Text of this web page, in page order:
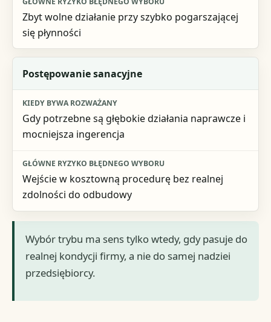
Zbyt wolne działanie przy szybko pogarszającej
się płynności
Postępowanie sanacyjne
Gdy potrzebne są głębokie działania naprawcze i
mocniejsza ingerencja
Wejście w kosztowną procedurę bez realnej
zdolności do odbudowy
Wybór trybu ma sens tylko wtedy, gdy pasuje do
realnej kondycji firmy, a nie do samej nadziei
przedsiębiorcy.